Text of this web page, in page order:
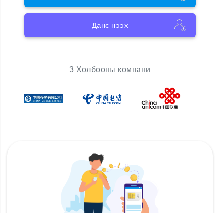
Данс нээх
3 Холбооны компани